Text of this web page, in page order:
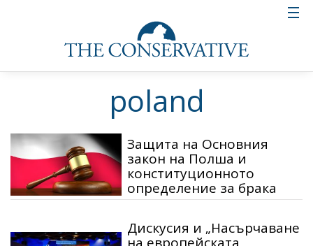
poland
Защита на Основния
закон на Полша и
конституционното
определение за брака
Дискусия и „Насърчаване